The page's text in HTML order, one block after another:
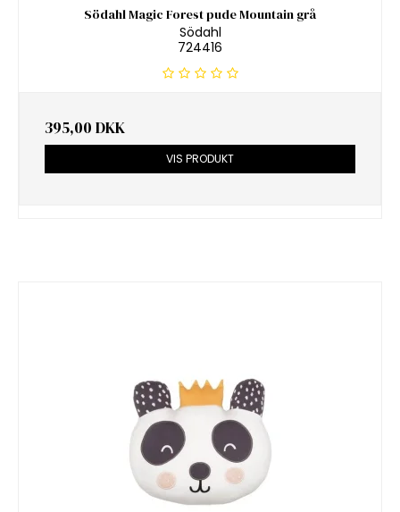
Södahl Magic Forest pude Mountain grå
Södahl
724416
395,00 DKK
VIS PRODUKT